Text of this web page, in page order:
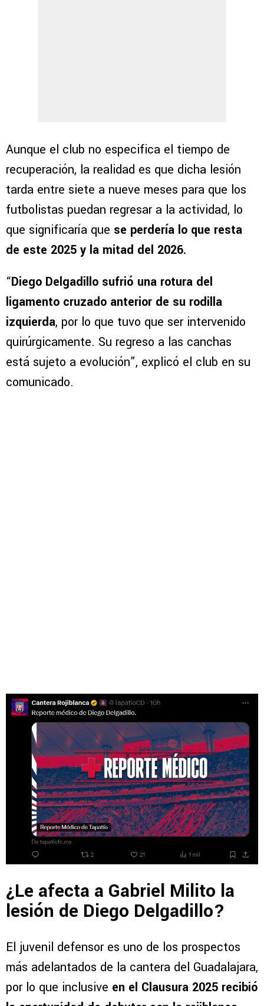
Aunque el club no especifica el tiempo de
recuperación, la realidad es que dicha lesión
tarda entre siete a nueve meses para que los
futbolistas puedan regresar a la actividad, lo
que significaría que se perdería lo que resta
de este 2025 y la mitad del 2026.
“Diego Delgadillo sufrió una rotura del
ligamento cruzado anterior de su rodilla
izquierda, por lo que tuvo que ser intervenido
quirúrgicamente. Su regreso a las canchas
está sujeto a evolución”, explicó el club en su
comunicado.
¿Le afecta a Gabriel Milito la
lesión de Diego Delgadillo?
El juvenil defensor es uno de los prospectos
más adelantados de la cantera del Guadalajara,
por lo que inclusive en el Clausura 2025 recibió